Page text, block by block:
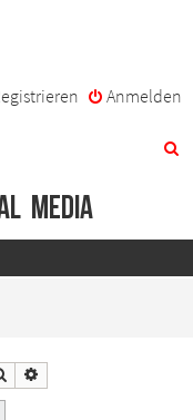
Anmelden
Media
Suche